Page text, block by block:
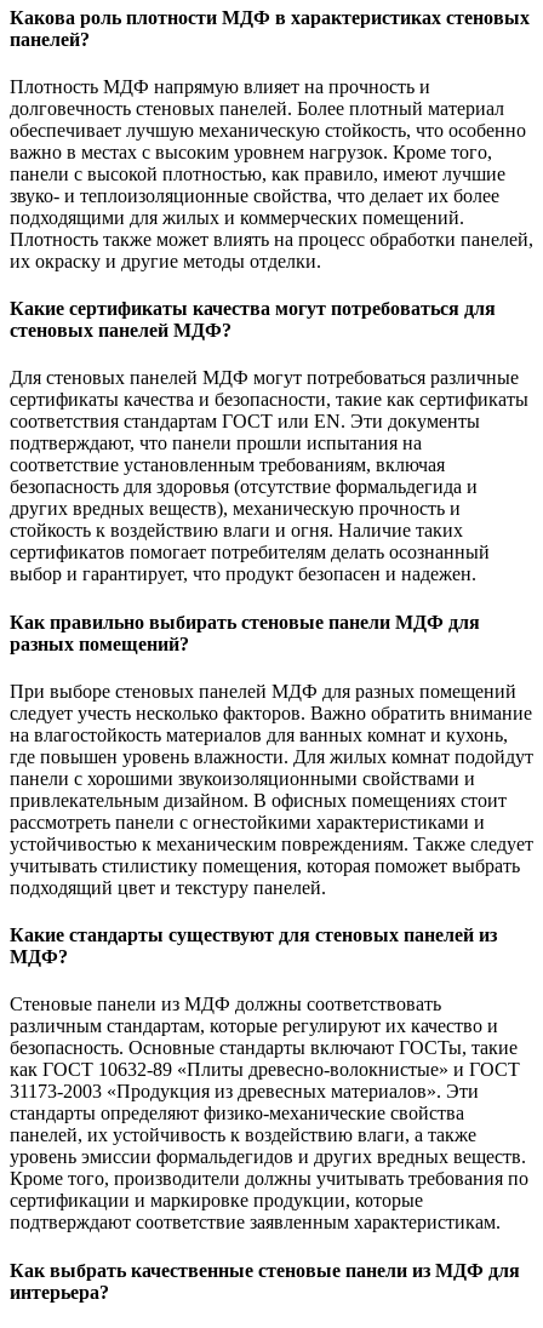
Какова роль плотности МДФ в характеристиках стеновых
панелей?
Плотность МДФ напрямую влияет на прочность и
долговечность стеновых панелей. Более плотный материал
обеспечивает лучшую механическую стойкость, что особенно
важно в местах с высоким уровнем нагрузок. Кроме того,
панели с высокой плотностью, как правило, имеют лучшие
звуко- и теплоизоляционные свойства, что делает их более
подходящими для жилых и коммерческих помещений.
Плотность также может влиять на процесс обработки панелей,
их окраску и другие методы отделки.
Какие сертификаты качества могут потребоваться для
стеновых панелей МДФ?
Для стеновых панелей МДФ могут потребоваться различные
сертификаты качества и безопасности, такие как сертификаты
соответствия стандартам ГОСТ или EN. Эти документы
подтверждают, что панели прошли испытания на
соответствие установленным требованиям, включая
безопасность для здоровья (отсутствие формальдегида и
других вредных веществ), механическую прочность и
стойкость к воздействию влаги и огня. Наличие таких
сертификатов помогает потребителям делать осознанный
выбор и гарантирует, что продукт безопасен и надежен.
Как правильно выбирать стеновые панели МДФ для
разных помещений?
При выборе стеновых панелей МДФ для разных помещений
следует учесть несколько факторов. Важно обратить внимание
на влагостойкость материалов для ванных комнат и кухонь,
где повышен уровень влажности. Для жилых комнат подойдут
панели с хорошими звукоизоляционными свойствами и
привлекательным дизайном. В офисных помещениях стоит
рассмотреть панели с огнестойкими характеристиками и
устойчивостью к механическим повреждениям. Также следует
учитывать стилистику помещения, которая поможет выбрать
подходящий цвет и текстуру панелей.
Какие стандарты существуют для стеновых панелей из
МДФ?
Стеновые панели из МДФ должны соответствовать
различным стандартам, которые регулируют их качество и
безопасность. Основные стандарты включают ГОСТы, такие
как ГОСТ 10632-89 «Плиты древесно-волокнистые» и ГОСТ
31173-2003 «Продукция из древесных материалов». Эти
стандарты определяют физико-механические свойства
панелей, их устойчивость к воздействию влаги, а также
уровень эмиссии формальдегидов и других вредных веществ.
Кроме того, производители должны учитывать требования по
сертификации и маркировке продукции, которые
подтверждают соответствие заявленным характеристикам.
Как выбрать качественные стеновые панели из МДФ для
интерьера?